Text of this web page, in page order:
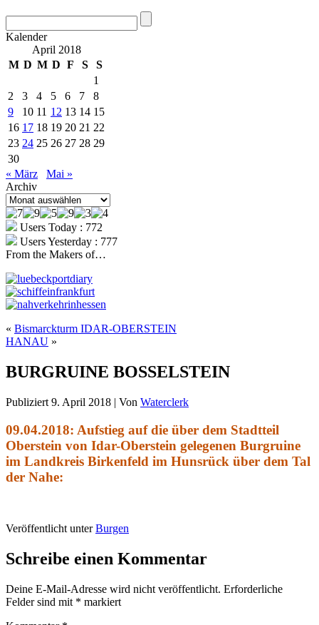
Kalender
April 2018
M D M D F S
S
1
2
3 4 5 6 7
8
9
10 11 12 13 14 15
16 17 18 19 20 21 22
23 24 25 26 27 28 29
30
« März
Mai »
Archiv
Archiv
Users Today : 772
Users Yesterday : 777
From the Makers of…
« Bismarckturm IDAR-OBERSTEIN
HANAU »
BURGRUINE BOSSELSTEIN
Publiziert 9. April 2018 | Von Waterclerk
09.04.2018: Aufstieg auf die über dem Stadtteil
Oberstein von Idar-Oberstein gelegenen Burgruine
im Landkreis Birkenfeld im Hunsrück über dem Tal
der Nahe:
Veröffentlicht unter Burgen
Schreibe einen Kommentar
Deine E-Mail-Adresse wird nicht veröffentlicht. Erforderliche
Felder sind mit * markiert